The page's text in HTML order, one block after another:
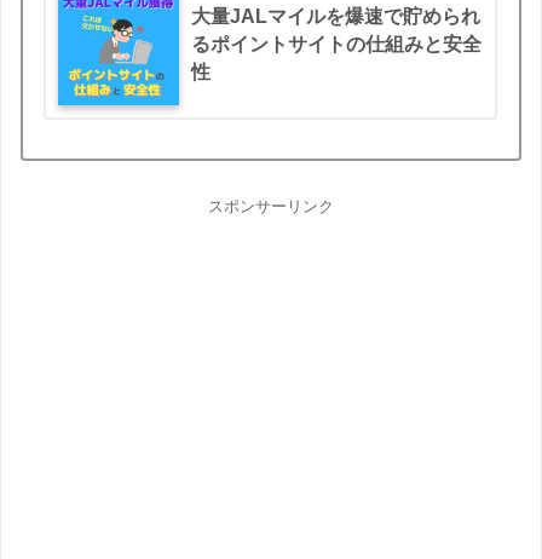
大量JALマイルを爆速で貯められ
るポイントサイトの仕組みと安全
性
スポンサーリンク